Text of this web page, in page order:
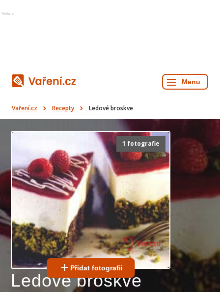
Reklama
Vaření.cz Recepty Ledové broskve
1 fotografie
Přidat fotografii
Ledové broskve